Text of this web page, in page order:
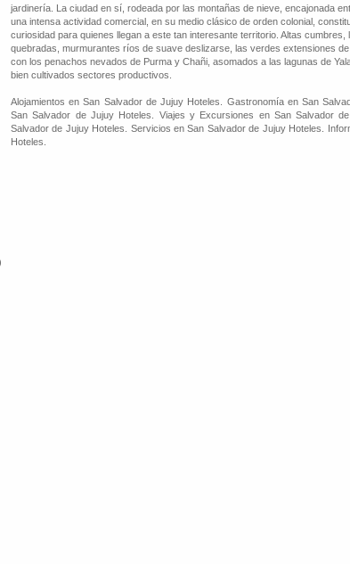
jardinería. La ciudad en sí, rodeada por las montañas de nieve, encajonada
una intensa actividad comercial, en su medio clásico de orden colonial,
curiosidad para quienes llegan a este tan interesante territorio. Altas
quebradas, murmurantes ríos de suave deslizarse, las verdes extensiones
con los penachos nevados de Purma y Chañi, asomados a las lagunas de
bien cultivados sectores productivos.
Alojamientos en San Salvador de Jujuy Hoteles. Gastronomía en San
San Salvador de Jujuy Hoteles. Viajes y Excursiones en San Salvador
Salvador de Jujuy Hoteles. Servicios en San Salvador de Jujuy Hoteles.
Hoteles.